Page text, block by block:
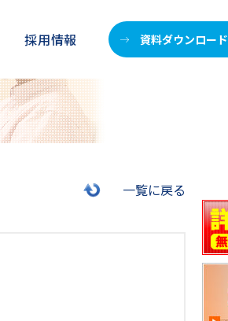
採用情報 資料ダウンロード
一覧に戻る